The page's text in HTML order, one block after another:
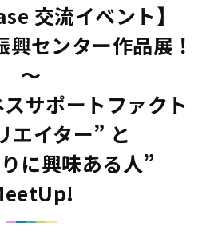
交流イベント】
センター作品展！
～
サポートファクト
エイター” と
に興味ある人”